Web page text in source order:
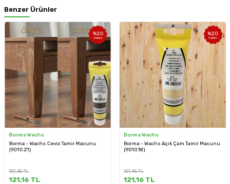
Benzer Ürünler
%20
İndirim
Borma Wachs
Borma - Wachs Ceviz Tamir Macunu
(9010.21)
151,45TL
121,16TL
%20
İndirim
Borma Wachs
Borma - Wachs Açık Çam Tamir Macunu
(9010.18)
151,45TL
121,16TL